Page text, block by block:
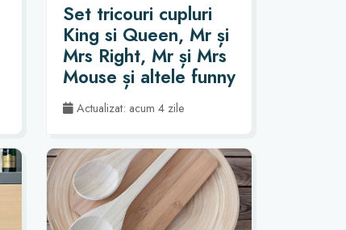
Set tricouri cupluri
King si Queen, Mr și
Mrs Right, Mr și Mrs
Mouse și altele funny
Actualizat: acum 4 zile